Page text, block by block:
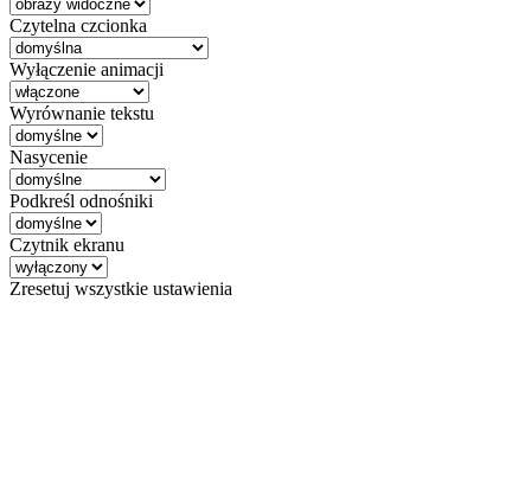
Czytelna czcionka
Wyłączenie animacji
Wyrównanie tekstu
Nasycenie
Podkreśl odnośniki
Czytnik ekranu
Zresetuj wszystkie ustawienia